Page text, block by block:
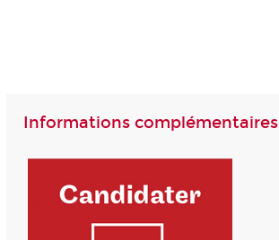
Informations complémentaires